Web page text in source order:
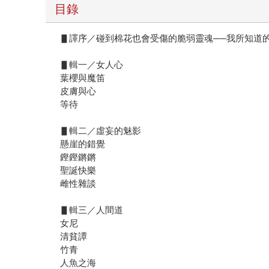
目錄
▋譯序／碰到棉花也會受傷的脆弱靈魂──我所知道
▋輯一／女人心
葉櫻與魔笛
皮膚與心
等待
▋輯二／虛妄的魅影
懸崖的錯覺
鏗鏗鏘鏘
聖誕快樂
雌性雜談
▋輯三／人間道
女尼
清貧譚
竹青
人魚之海